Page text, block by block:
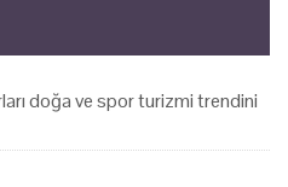
doğa ve spor turizmi trendini